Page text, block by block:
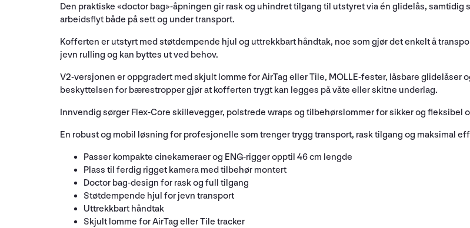
Den praktiske «doctor bag»-åpningen gir rask og uhindret tilgang til utstyret via én glidelås,
arbeidsflyt både på sett og under transport.
Kofferten er utstyrt med støtdempende hjul og uttrekkbart håndtak, noe som gjør det enkelt å
jevn rulling og kan byttes ut ved behov.
V2-versjonen er oppgradert med skjult lomme for AirTag eller Tile, MOLLE-fester, låsbare
beskyttelsen for bærestropper gjør at kofferten trygt kan legges på våte eller skitne underlag.
Innvendig sørger Flex-Core skillevegger, polstrede wraps og tilbehørslommer for sikker og fleksibel
En robust og mobil løsning for profesjonelle som trenger trygg transport, rask tilgang og maksimal
Passer kompakte cinekameraer og ENG-rigger opptil 46 cm lengde
Plass til ferdig rigget kamera med tilbehør montert
Doctor bag-design for rask og full tilgang
Støtdempende hjul for jevn transport
Uttrekkbart håndtak
Skjult lomme for AirTag eller Tile tracker